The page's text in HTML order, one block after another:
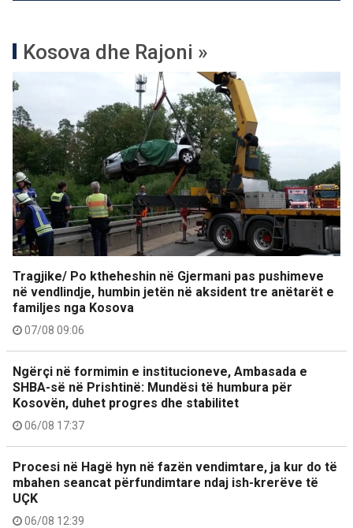
Kosova dhe Rajoni »
Tragjike/ Po ktheheshin në Gjermani pas pushimeve
në vendlindje, humbin jetën në aksident tre anëtarët e
familjes nga Kosova
07/08 09:06
Ngërçi në formimin e institucioneve, Ambasada e
SHBA-së në Prishtinë: Mundësi të humbura për
Kosovën, duhet progres dhe stabilitet
06/08 17:37
Procesi në Hagë hyn në fazën vendimtare, ja kur do të
mbahen seancat përfundimtare ndaj ish-krerëve të
UÇK
06/08 12:39